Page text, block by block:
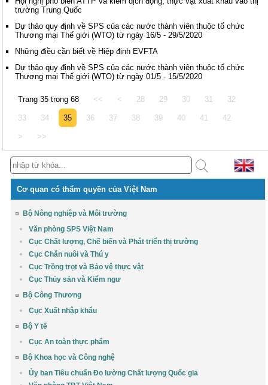
trường Trung Quốc
Dự thảo quy định về SPS của các nước thành viên thuộc tổ chức
Thương mại Thế giới (WTO) từ ngày 16/5 - 29/5/2020
Những điều cần biết về Hiệp định EVFTA
Dự thảo quy định về SPS của các nước thành viên thuộc tổ chức
Thương mại Thế giới (WTO) từ ngày 01/5 - 15/5/2020
Trang 35 trong 68 << < 28 29 30 31 32
33 34 35 36 37 38 39 40 41 42
> >>
Cơ quan có thẩm quyền của Việt Nam
Bộ Nông nghiệp và Môi trường
Văn phòng SPS Việt Nam
Cục Chất lượng, Chế biến và Phát triển thị trường
Cục Chăn nuôi và Thú y
Cục Trồng trọt và Bảo vệ thực vật
Cục Thủy sản và Kiểm ngư
Bộ Công Thương
Cục Xuất nhập khẩu
Bộ Y tế
Cục An toàn thực phẩm
Bộ Khoa học và Công nghệ
Ủy ban Tiêu chuẩn Đo lường Chất lượng Quốc gia